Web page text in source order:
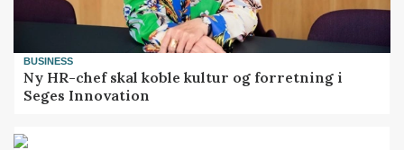
BUSINESS
Ny HR-chef skal koble kultur og forretning i
Seges Innovation